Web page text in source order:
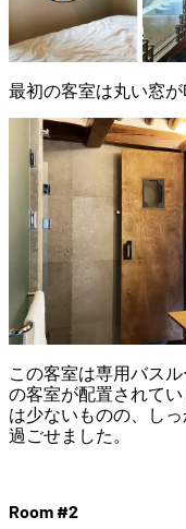
最初の客室は丸い窓
この客室は専用バス
の客室が配置されて
は少ないものの、し
過ごせました。
Room #2